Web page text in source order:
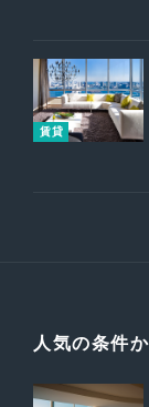
賃貸
人気の条件